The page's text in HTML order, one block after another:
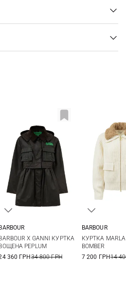
X GANNI КУРТКА
PEPLUM
360 ГРН34 800 ГРН
BARBOUR
КУРТКА MARLA
BOMBER
7 200 ГРН14